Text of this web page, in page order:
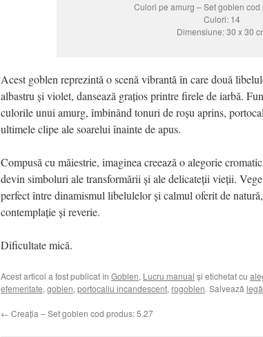
Culori pe amurg – Set goblen cod
Culori: 14
Dimensiune: 30 x 30
Acest goblen reprezintă o scenă vibrantă în care două
albastru și violet, dansează grațios printre firele de iarbă.
culorile unui amurg, îmbinând tonuri de roșu aprins,
ultimele clipe ale soarelui înainte de apus.
Compusă cu măiestrie, imaginea creează o alegorie
devin simboluri ale transformării și ale delicateții vieții.
perfect între dinamismul libelulelor și calmul oferit de
contemplație și reverie.
Dificultate mică.
Acest articol a fost publicat în Goblen, Lucru manual și etichetat cu
efemeritate, goblen, portocaliu incandescent, rogoblen. Salvează
← Creația – Set goblen cod produs: 5.27